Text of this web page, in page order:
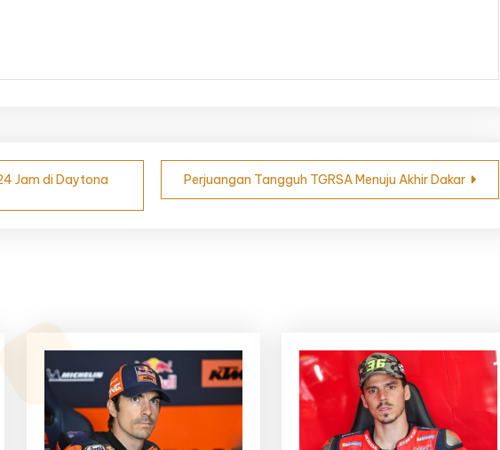
Jam di Daytona Perjuangan Tangguh TGRSA Menuju Akhir Dakar